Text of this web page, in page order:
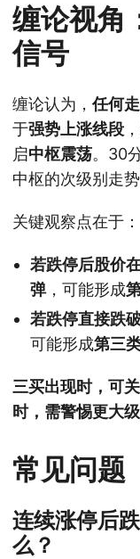
缠论视角
信号
缠论认为，任何
于强势上涨线段
启中枢震荡。30
中枢的次级别走
关键观察点在于：
若跌停后股价
弹，可能形成
若跌停直接跌
可能形成第三
三买出现时，可
时，需警惕更大级
常见问题
连续涨停后
么？